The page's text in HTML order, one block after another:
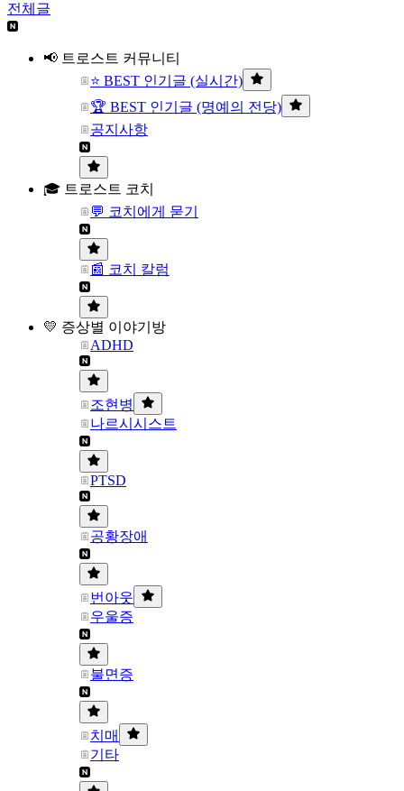
전체글
📢 트로스트 커뮤니티
⭐ BEST 인기글 (실시간)
🏆 BEST 인기글 (명예의 전당)
공지사항
🎓 트로스트 코치
💬 코치에게 묻기
📰 코치 칼럼
💛 증상별 이야기방
ADHD
조현병
나르시시스트
PTSD
공황장애
번아웃
우울증
불면증
치매
기타